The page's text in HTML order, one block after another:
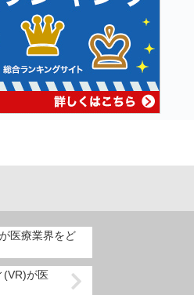
医療業界をど
(VR)が医